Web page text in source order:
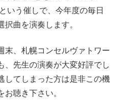
いう催しで、今年度の毎日
曲を演奏します。
末、札幌コンセルヴァトワー
、先生の演奏が大変好評でし
してしまった方は是非この機
聴き下さい。